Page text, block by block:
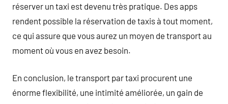
réserver un taxi est devenu très pratique. Des apps
rendent possible la réservation de taxis à tout moment,
ce qui assure que vous aurez un moyen de transport au
moment où vous en avez besoin.
En conclusion, le transport par taxi procurent une
énorme flexibilité, une intimité améliorée, un gain de